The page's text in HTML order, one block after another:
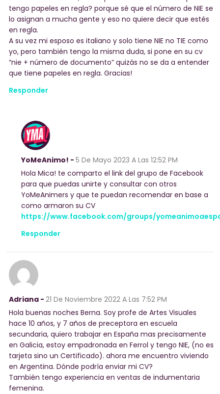
tengo papeles en regla? porque sé que el número de NIE se
lo asignan a mucha gente y eso no quiere decir que estés
en regla.
A su vez mi esposo es italiano y solo tiene NIE no TIE como
yo, pero también tengo la misma duda, si pone en su cv
“nie + número de documento” quizás no se da a entender
que tiene papeles en regla. Gracias!
Responder
YoMeAnimo! - 5 De Mayo 2023 A Las 12:52 PM
Hola Mica! te comparto el link del grupo de Facebook
para que puedas unirte y consultar con otros
YoMeAnimers y que te puedan recomendar en base a
como armaron su CV
https://www.facebook.com/groups/
Responder
Adriana - 21 De Noviembre 2022 A Las 7:52 PM
Hola buenas noches Berna. Soy profe de Artes Visuales
hace 10 años, y 7 años de preceptora en escuela
secundaria, quiero trabajar en España mas precisamente
en Galicia, estoy empadronada en Ferrol y tengo NIE, (no es
tarjeta sino un Certificado). ahora me encuentro viviendo
en Argentina. Dónde podría enviar mi CV?
También tengo experiencia en ventas de indumentaria
femenina.